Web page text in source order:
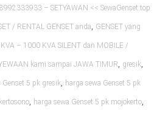
– SETYAWAN << SewaGenset.top
/ RENTAL GENSET anda, GENSET yang
– 1000 KVA SILENT dan MOBILE /
kami sampai JAWA TIMUR, gresik,
Genset 5 pk gresik, harga sewa Genset 5 pk
, harga sewa Genset 5 pk mojokerto,